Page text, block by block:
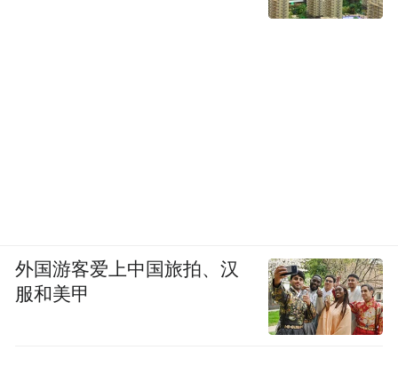
外国游客爱上中国旅拍、汉
服和美甲